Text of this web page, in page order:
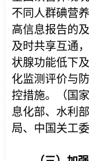
不同人群碘营
高信息报告的
及时共享互通
状腺功能低下
化监测评价与
控措施。（国
息化部、水利
局、中国关工